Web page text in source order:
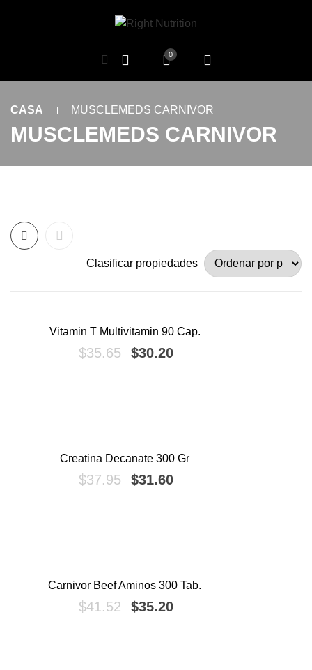
0
CASA MUSCLEMEDS CARNIVOR
MUSCLEMEDS CARNIVOR
Clasificar propiedades
Vitamin T Multivitamin 90 Cap.
$35.65 El precio original era: $35.65.
$30.20El precio actual es:
Creatina Decanate 300 Gr
$37.95 El precio original era: $37.95.
$31.60El precio actual es:
Carnivor Beef Aminos 300 Tab.
$41.52 El precio original era: $41.52.
$35.20El precio actual es: